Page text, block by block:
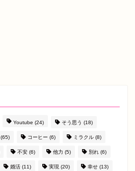
Youtube (24) そう思う (18)
(65) コーヒー (6) ミラクル (8)
不安 (6) 他力 (5) 別れ (6)
婚活 (11) 実現 (20) 幸せ (13)